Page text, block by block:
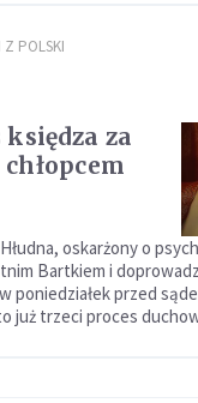
Z POLSKI
za
oskarżony o
Bartkiem i
poniedziałek przed
już trzeci proces